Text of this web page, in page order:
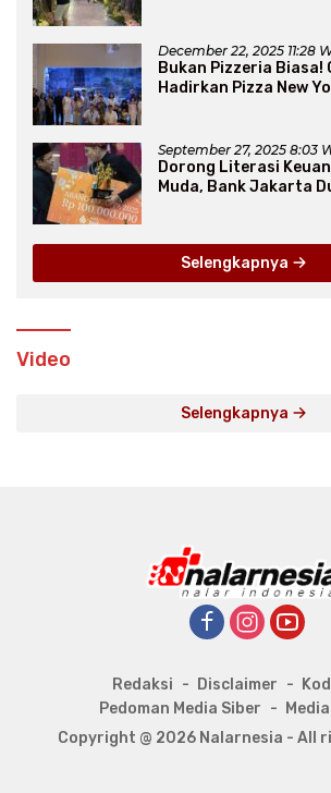
December 22, 2025 11:28
Bukan Pizzeria Biasa!
Hadirkan Pizza New
September 27, 2025 8:03
Dorong Literasi
Muda, Bank Jakarta
Selengkapnya
Video
Selengkapnya
Redaksi Disclaimer
Pedoman Media Siber
Copyright @ 2026 Nalarnesia - All